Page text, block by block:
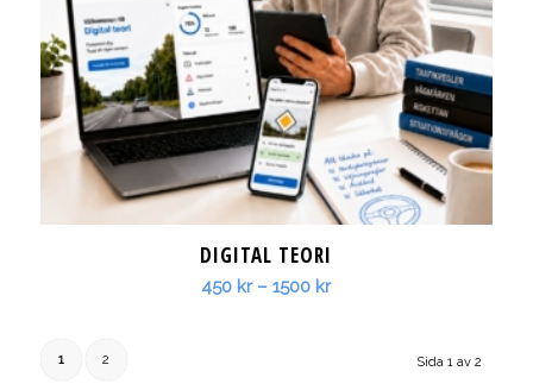
DIGITAL TEORI
450 kr – 1500 krPrisintervall:
Sida 1 av 2
1 2